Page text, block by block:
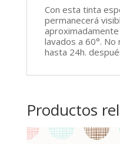
Con esta tinta
permanecerá
lavados a 60°.
hasta 24h.
Productos